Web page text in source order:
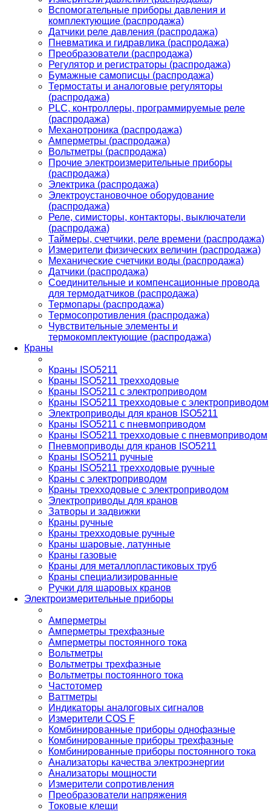
Вспомогательные приборы давления и
комплектующие (распродажа)
Датчики реле давления (распродажа)
Пневматика и гидравлика (распродажа)
Преобразователи (распродажа)
Регулятор и регистраторы (распродажа)
Бумажные самописцы (распродажа)
Термостаты и аналоговые регуляторы
(распродажа)
PLС, контроллеры, программируемые реле
(распродажа)
Механотроника (распродажа)
Амперметры (распродажа)
Вольтметры (распродажа)
Прочие электроизмерительные приборы
(распродажа)
Электрика (распродажа)
Электроустановочное оборудование
(распродажа)
Реле, симисторы, контакторы, выключатели
(распродажа)
Таймеры, счетчики, реле времени (распродажа)
Измерители физических величин (распродажа)
Механические счетчики воды (распродажа)
Датчики (распродажа)
Соединительные и компенсационные провода
для термодатчиков (распродажа)
Термопары (распродажа)
Термосопротивления (распродажа)
Чувствительные элементы и
термокомплектующие (распродажа)
Краны
Краны ISO5211
Краны ISO5211 трехходовые
Краны ISO5211 с электроприводом
Краны ISO5211 трехходовые с электроприводом
Электроприводы для кранов ISO5211
Краны ISO5211 с пневмоприводом
Краны ISO5211 трехходовые с пневмоприводом
Пневмоприводы для кранов ISO5211
Краны ISO5211 ручные
Краны ISO5211 трехходовые ручные
Краны с электроприводом
Краны трехходовые с электроприводом
Электроприводы для кранов
Затворы и задвижки
Краны ручные
Краны трехходовые ручные
Краны шаровые, латунные
Краны газовые
Краны для металлопластиковых труб
Краны специализированные
Ручки для шаровых кранов
Электроизмерительные приборы
Амперметры
Амперметры трехфазные
Амперметры постоянного тока
Вольтметры
Вольтметры трехфазные
Вольтметры постоянного тока
Частотомер
Ваттметры
Индикаторы аналоговых сигналов
Измерители COS F
Комбинированные приборы однофазные
Комбинированные приборы трехфазные
Комбинированные приборы постоянного тока
Анализаторы качества электроэнергии
Анализаторы мощности
Измерители сопротивления
Преобразователи напряжения
Токовые клещи